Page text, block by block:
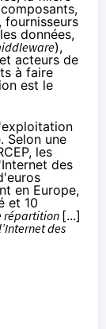
fournisseurs
données,
),
acteurs de
à faire
est le
Selon une
les
des
en Europe,
et 10
répartition [...]
des